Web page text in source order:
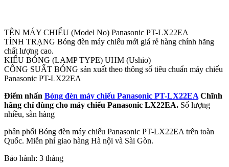
TÊN MÁY CHIẾU (Model No) Panasonic PT-LX22EA
TÌNH TRẠNG Bóng đèn máy chiếu mới giá rẻ hàng chính hãng
chất lượng cao.
KIỂU BÓNG (LAMP TYPE) UHM (Ushio)
CÔNG SUẤT BÓNG sản xuất theo thông số tiêu chuẩn máy chiếu
Panasonic PT-LX22EA
Điểm nhấn Bóng đèn máy chiếu Panasonic PT-LX22EA Chĩnh
hãng chỉ dùng cho máy chiếu Panasonic LX22EA. Số lượng
nhiều, sẵn hàng
phân phối Bóng đèn máy chiếu Panasonic PT-LX22EA trên toàn
Quốc. Miễn phí giao hàng Hà nội và Sài Gòn.
Bảo hành: 3 tháng